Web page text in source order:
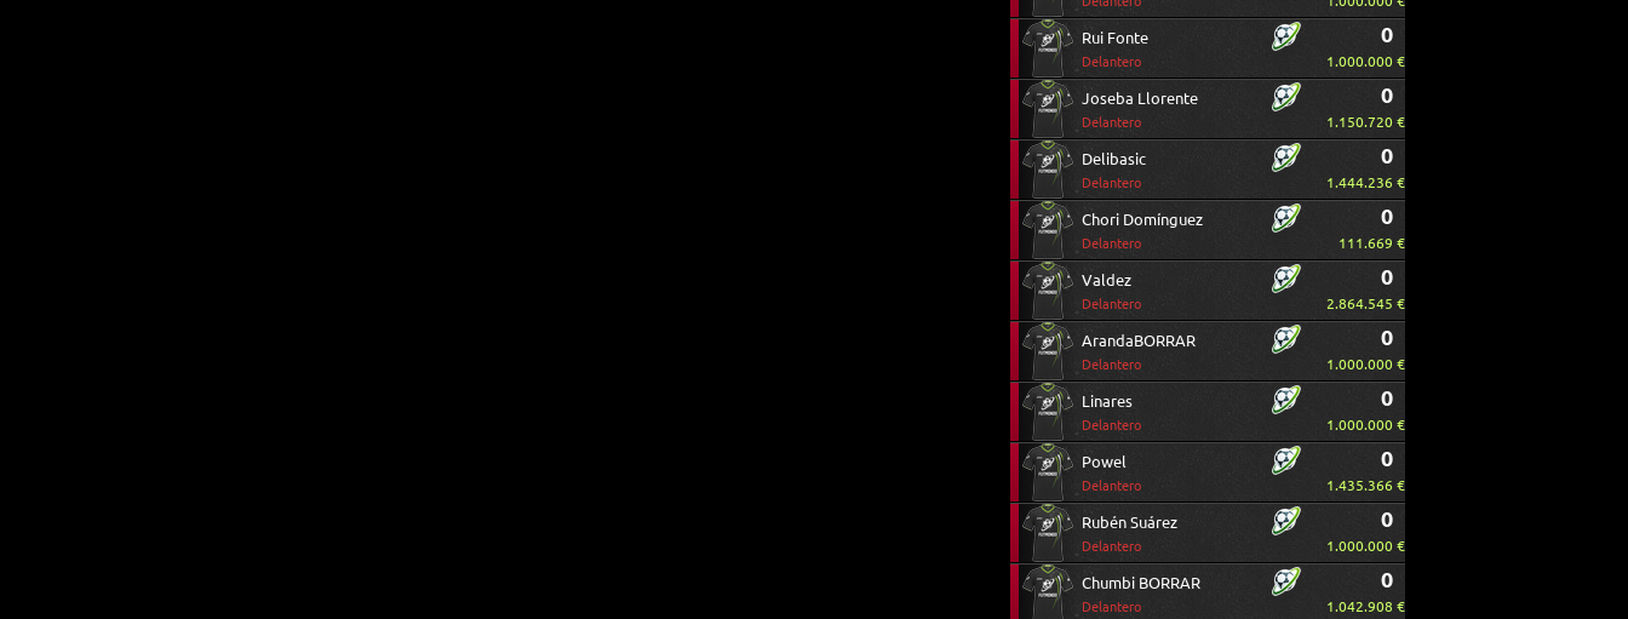
Rui Fonte
Delantero
0
1.000.000 €
Joseba Llorente
Delantero
0
1.150.720 €
Delibasic
Delantero
0
1.444.236 €
Chori Domínguez
Delantero
0
111.669 €
Valdez
Delantero
0
2.864.545 €
ArandaBORRAR
Delantero
0
1.000.000 €
Linares
Delantero
0
1.000.000 €
Powel
Delantero
0
1.435.366 €
Rubén Suárez
Delantero
0
1.000.000 €
Chumbi BORRAR
Delantero
0
1.042.908 €